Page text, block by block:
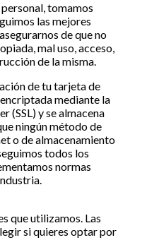
tomamos
las mejores
de que no
mal uso, acceso,
de la misma.
de tu tarjeta de
mediante la
(SSL) y se almacena
ningún método de
o de almacenamiento
todos los
normas
que utilizamos. Las
si quieres optar por